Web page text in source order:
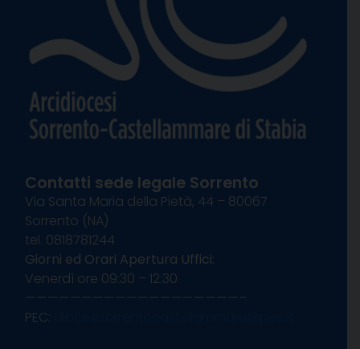
Contatti sede legale Sorrento
Via Santa Maria della Pietà, 44 – 80067
Sorrento (NA)
tel. 0818781244
Giorni ed Orari Apertura Uffici:
Venerdì ore 09:30 – 12:30
———————————————————–
PEC: